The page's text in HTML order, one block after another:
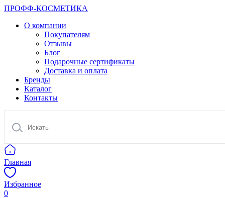
ПРОФФ-КОСМЕТИКА
О компании
Покупателям
Отзывы
Блог
Подарочные сертификаты
Доставка и оплата
Бренды
Каталог
Контакты
Главная
Избранное
0